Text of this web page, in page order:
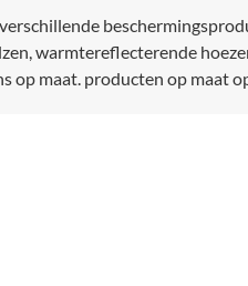
warmtereflecterende
op maat. producten op maat